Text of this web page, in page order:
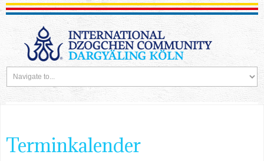
Terminkalender